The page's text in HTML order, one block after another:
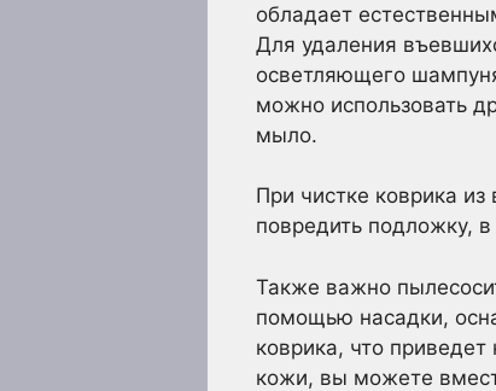
обладает
Для удаления
осветляющего
можно использовать
мыло.
При чистке коврика
повредить подложку,
Также важно
помощью насадки,
коврика, что
кожи, вы можете